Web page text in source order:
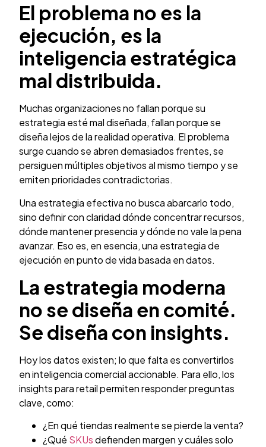
El problema no es la
ejecución, es la
inteligencia estratégica
mal distribuida.
Muchas organizaciones no fallan porque su
estrategia esté mal diseñada, fallan porque se
diseña lejos de la realidad operativa. El problema
surge cuando se abren demasiados frentes, se
persiguen múltiples objetivos al mismo tiempo y se
emiten prioridades contradictorias.
Una estrategia efectiva no busca abarcarlo todo,
sino definir con claridad dónde concentrar recursos,
dónde mantener presencia y dónde no vale la pena
avanzar. Eso es, en esencia, una estrategia de
ejecución en punto de vida basada en datos.
La estrategia moderna
no se diseña en comité.
Se diseña con insights.
Hoy los datos existen; lo que falta es convertirlos
en inteligencia comercial accionable. Para ello, los
insights para retail permiten responder preguntas
clave, como:
¿En qué tiendas realmente se pierde la venta?
¿Qué SKUsdefienden margen y cuáles solo